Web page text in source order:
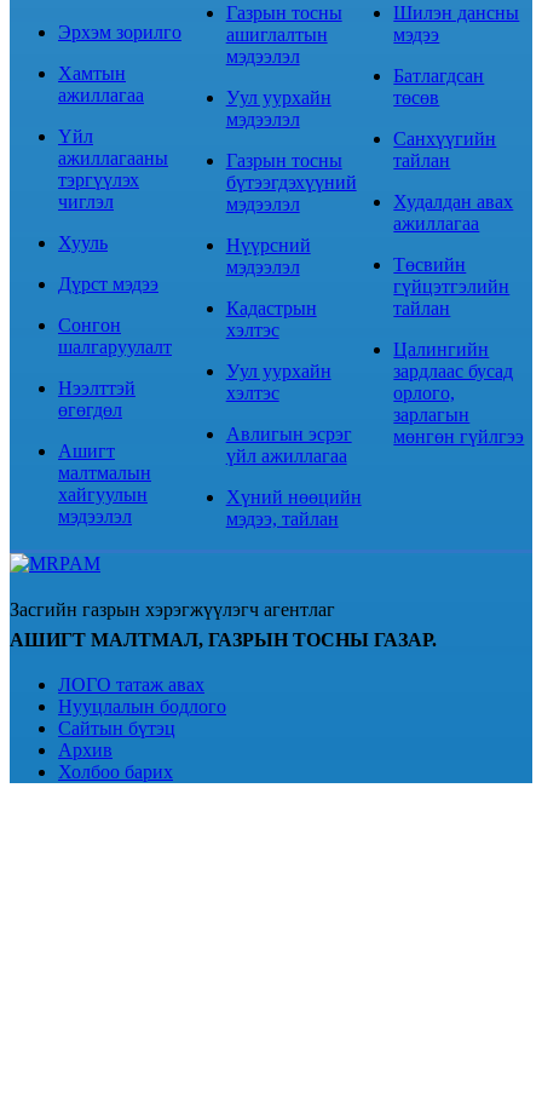
Эрхэм зорилго
Хамтын
ажиллагаа
Үйл
ажиллагааны
тэргүүлэх
чиглэл
Хууль
Дүрст мэдээ
Сонгон
шалгаруулалт
Нээлттэй
өгөгдөл
Ашигт
малтмалын
хайгуулын
мэдээлэл
Газрын тосны
ашиглалтын
мэдээлэл
Уул уурхайн
мэдээлэл
Газрын тосны
бүтээгдэхүүний
мэдээлэл
Нүүрсний
мэдээлэл
Кадастрын
хэлтэс
Уул уурхайн
хэлтэс
Авлигын эсрэг
үйл ажиллагаа
Хүний нөөцийн
мэдээ, тайлан
Шилэн дансны
мэдээ
Батлагдсан
төсөв
Санхүүгийн
тайлан
Худалдан авах
ажиллагаа
Төсвийн
гүйцэтгэлийн
тайлан
Цалингийн
зардлаас бусад
орлого,
зарлагын
мөнгөн гүйлгээ
Засгийн газрын хэрэгжүүлэгч агентлаг
АШИГТ МАЛТМАЛ, ГАЗРЫН ТОСНЫ ГАЗАР.
ЛОГО татаж авах
Нууцлалын бодлого
Сайтын бүтэц
Архив
Холбоо барих